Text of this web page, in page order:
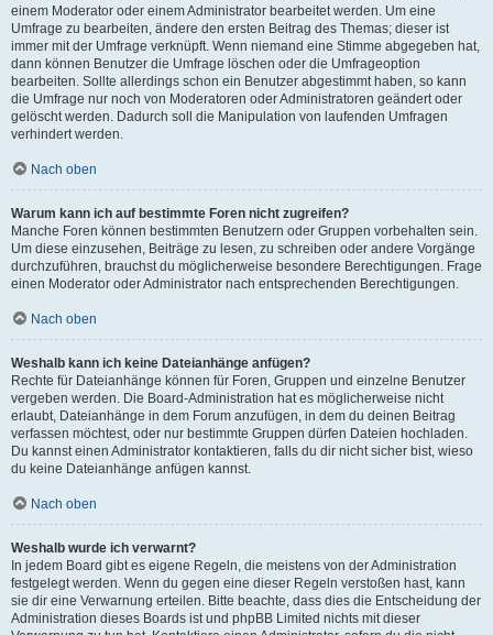
einem Moderator oder einem Administrator bearbeitet werden. Um eine
Umfrage zu bearbeiten, ändere den ersten Beitrag des Themas; dieser ist
immer mit der Umfrage verknüpft. Wenn niemand eine Stimme abgegeben hat,
dann können Benutzer die Umfrage löschen oder die Umfrageoption
bearbeiten. Sollte allerdings schon ein Benutzer abgestimmt haben, so kann
die Umfrage nur noch von Moderatoren oder Administratoren geändert oder
gelöscht werden. Dadurch soll die Manipulation von laufenden Umfragen
verhindert werden.
Nach oben
Warum kann ich auf bestimmte Foren nicht zugreifen?
Manche Foren können bestimmten Benutzern oder Gruppen vorbehalten sein.
Um diese einzusehen, Beiträge zu lesen, zu schreiben oder andere Vorgänge
durchzuführen, brauchst du möglicherweise besondere Berechtigungen. Frage
einen Moderator oder Administrator nach entsprechenden Berechtigungen.
Nach oben
Weshalb kann ich keine Dateianhänge anfügen?
Rechte für Dateianhänge können für Foren, Gruppen und einzelne Benutzer
vergeben werden. Die Board-Administration hat es möglicherweise nicht
erlaubt, Dateianhänge in dem Forum anzufügen, in dem du deinen Beitrag
verfassen möchtest, oder nur bestimmte Gruppen dürfen Dateien hochladen.
Du kannst einen Administrator kontaktieren, falls du dir nicht sicher bist, wieso
du keine Dateianhänge anfügen kannst.
Nach oben
Weshalb wurde ich verwarnt?
In jedem Board gibt es eigene Regeln, die meistens von der Administration
festgelegt werden. Wenn du gegen eine dieser Regeln verstoßen hast, kann
sie dir eine Verwarnung erteilen. Bitte beachte, dass dies die Entscheidung der
Administration dieses Boards ist und phpBB Limited nichts mit dieser